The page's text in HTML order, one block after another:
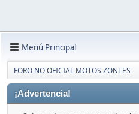
Menú Principal
FORO NO OFICIAL MOTOS ZONTES
¡Advertencia!